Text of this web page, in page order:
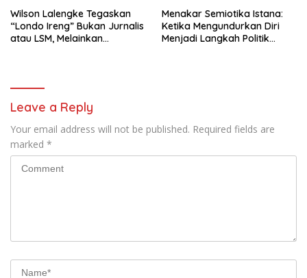
Wilson Lalengke Tegaskan
“Londo Ireng” Bukan Jurnalis
atau LSM, Melainkan
Menakar Semiotika Istana:
Ketika Mengundurkan Diri
Menjadi Langkah Politik
Leave a Reply
Your email address will not be published. Required fields are
marked *